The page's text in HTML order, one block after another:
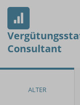
Consultant